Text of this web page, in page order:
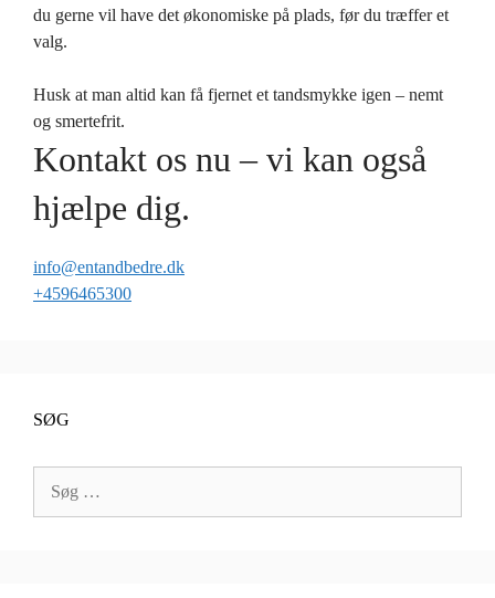
du gerne vil have det økonomiske på plads, før du træffer et
valg.
Husk at man altid kan få fjernet et tandsmykke igen – nemt
og smertefrit.
Kontakt os nu – vi kan også
hjælpe dig.
info@entandbedre.dk
+4596465300
SØG
efter: